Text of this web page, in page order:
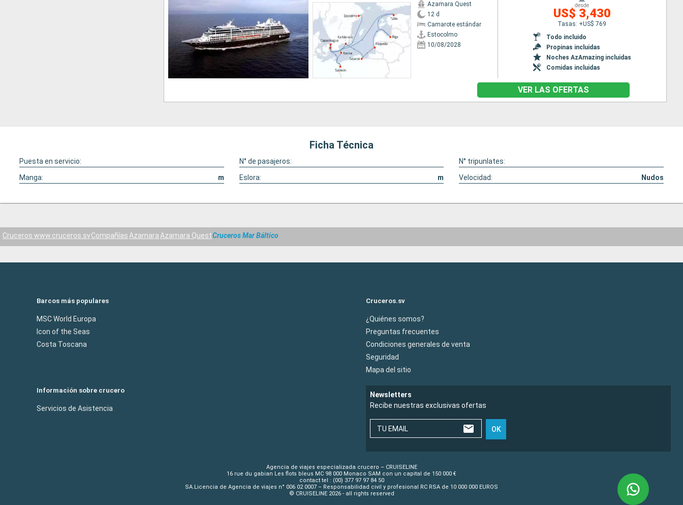
Azamara Quest
12 d
Camarote estándar
Estocolmo
10/08/2028
desde
US$ 3,430
Tasas: +US$ 769
Todo incluido
Propinas incluidas
Noches AzAmazing incluidas
Comidas incluidas
VER LAS OFERTAS
Ficha Técnica
Puesta en servicio: N° de pasajeros:
N° tripunlates:
Manga:
m Eslora: m Velocidad: Nudos
Cruceros www.cruceros.svCompañíasAzamaraAzamara QuestCruceros Mar Báltico
Barcos más populares
MSC World Europa
Icon of the Seas
Costa Toscana
Cruceros.sv
¿Quiénes somos?
Preguntas frecuentes
Condiciones generales de venta
Seguridad
Mapa del sitio
Información sobre crucero
Servicios de Asistencia
Newsletters
Recibe nuestras exclusivas ofertas
TU EMAIL OK
Agencia de viajes especializada crucero – CRUISELINE
16 rue du gabian Les flots bleus MC 98 000 Monaco SAM con un capital de 150 000 €
contact tel : (00) 377 97 97 84 50
SA.Licencia de Agencia de viajes n° 006 02 0007 – Responsabilidad civil y profesional RC RSA de 10 000 000 EUROS
© CRUISELINE 2026 - all rights reserved